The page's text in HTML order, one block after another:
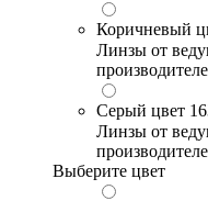
Коричневый
Линзы от
Серый цвет
Линзы от
Выберите цвет